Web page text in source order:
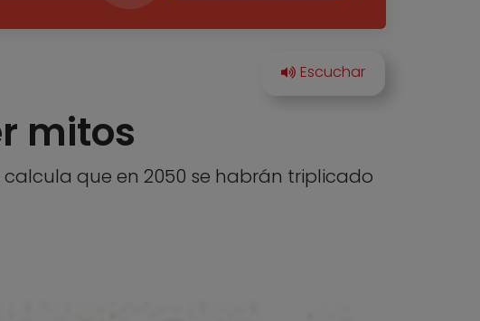
mitos
calcula que en 2050 se habrán triplicado